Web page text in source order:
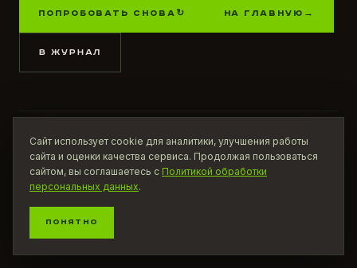
ПОПРОБОВАТЬ СНОВА ↻ НА ГЛАВНУЮ →
В ЖУРНАЛ
НАЙТИ КОФЕЙНЮ
ПОСМОТРЕТЬ ПРОДУКТ
СООБЩИТЬ О ПРОБЛЕМЕ
Сайт использует cookie для аналитики, улучшения работы
сайта и оценки качества сервиса. Продолжая пользоваться
сайтом, вы соглашаетесь с Политикой обработки
персональных данных.
ПОНЯТНО